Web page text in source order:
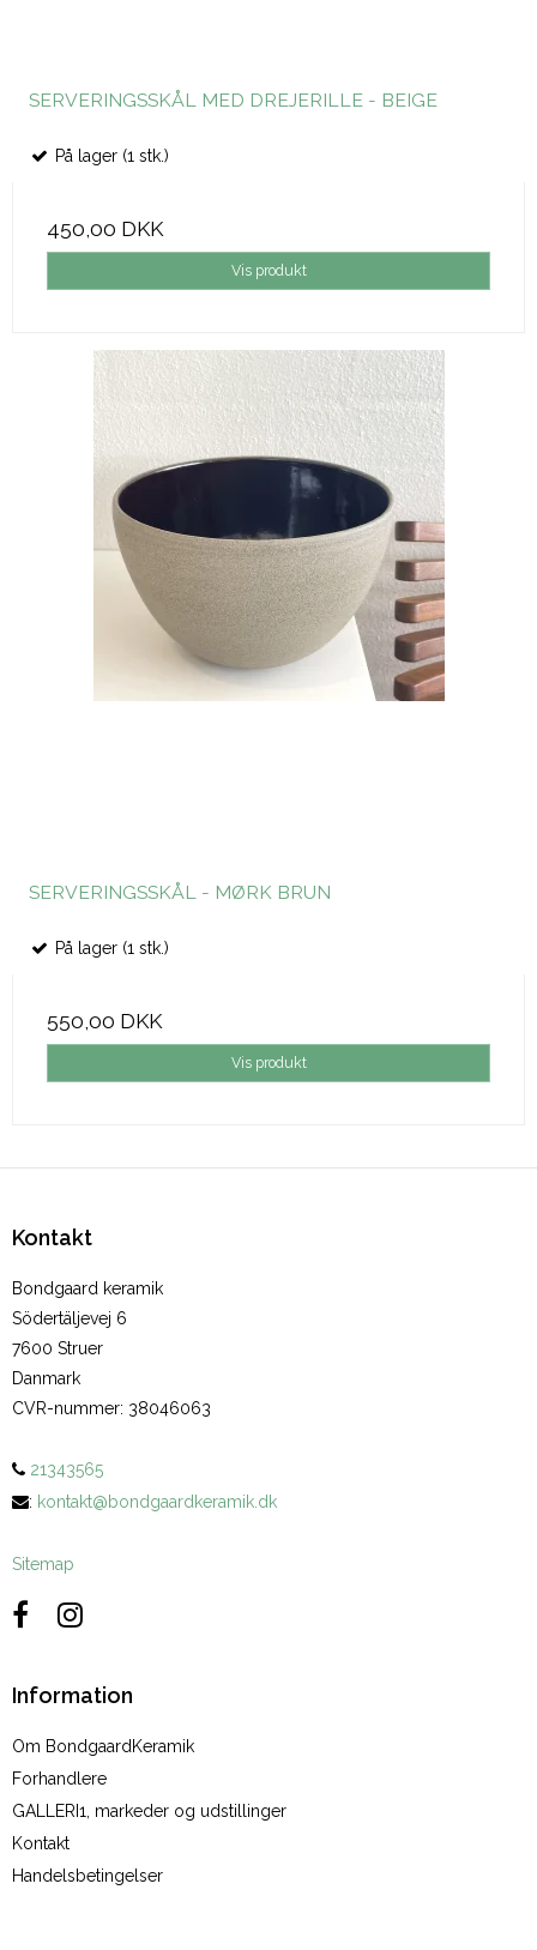
SERVERINGSSKÅL MED DREJERILLE - BEIGE
På lager (1 stk.)
450,00 DKK
Vis produkt
SERVERINGSSKÅL - MØRK BRUN
På lager (1 stk.)
550,00 DKK
Vis produkt
Kontakt
Bondgaard keramik
Södertäljevej 6
7600 Struer
Danmark
CVR-nummer: 38046063
21343565
: kontakt@bondgaardkeramik.dk
Sitemap
Information
Om BondgaardKeramik
Forhandlere
GALLERI1, markeder og udstillinger
Kontakt
Handelsbetingelser